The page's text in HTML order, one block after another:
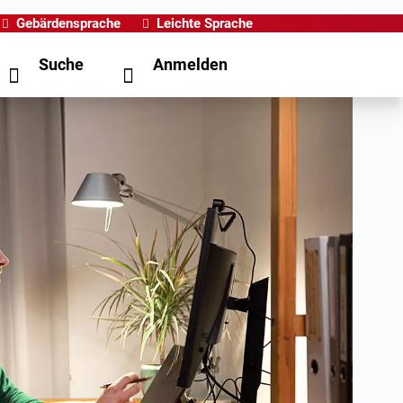
Gebärdensprache Leichte Sprache
Suche Anmelden